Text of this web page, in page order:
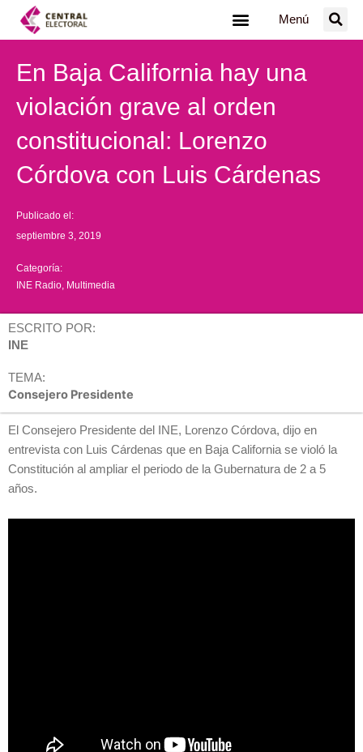
Menú
En Baja California hay una
violación grave al orden
constitucional: Lorenzo
Córdova con Luis Cárdenas
Publicado el:
septiembre 3, 2019
Categoría:
INE Radio Multimedia
ESCRITO POR:
INE
TEMA:
Consejero Presidente
El Consejero Presidente del INE, Lorenzo Córdova, dijo en
entrevista con Luis Cárdenas que en Baja California se violó la
Constitución al ampliar el periodo de la Gubernatura de 2 a 5
años.